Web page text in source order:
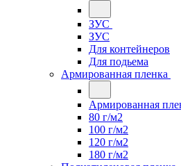
ЗУС
ЗУС
Для контейнеров
Для подьема
Армированная пленка
Армированная
80 г/м2
100 г/м2
120 г/м2
180 г/м2